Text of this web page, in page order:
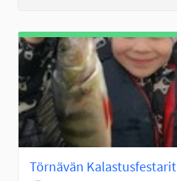
Törnävän Kalastusfestarit